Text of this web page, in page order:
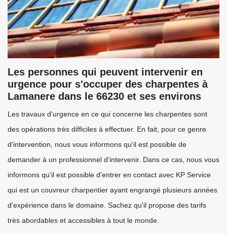
Les personnes qui peuvent intervenir en
urgence pour s'occuper des charpentes à
Lamanere dans le 66230 et ses environs
Les travaux d'urgence en ce qui concerne les charpentes sont
des opérations très difficiles à effectuer. En fait, pour ce genre
d'intervention, nous vous informons qu'il est possible de
demander à un professionnel d'intervenir. Dans ce cas, nous vous
informons qu'il est possible d'entrer en contact avec KP Service
qui est un couvreur charpentier ayant engrangé plusieurs années
d'expérience dans le domaine. Sachez qu'il propose des tarifs
très abordables et accessibles à tout le monde.